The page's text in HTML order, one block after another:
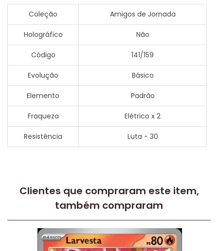
Coleção Amigos de Jornada
Holográfico Não
Código 141/159
Evolução Básico
Elemento Padrão
Fraqueza Elétrico x 2
Resistência Luta - 30
Clientes que compraram este item,
também compraram